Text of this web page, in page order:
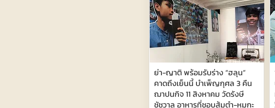
ย่า-ญาติ พร้อมรับร่าง “ฮลุน”
คาดถึงเย็นนี้ บำเพ็ญกุศล 3 คืน
ฌาปนกิจ 11 สิงหาคม วัดรังษี
ชัชวาล อาหารที่ชอบส้มตำ-หมูกะ